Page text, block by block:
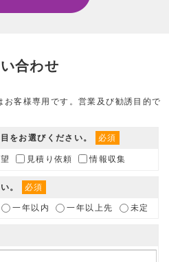
合わせ
客様専用です。営業及び勧誘目的で
をお選びください。 必須
見積り依頼 情報収集
。 必須
一年以内 一年以上先 未定